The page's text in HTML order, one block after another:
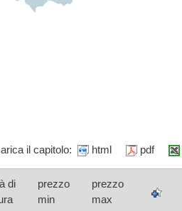
il capitolo: html pdf
di
prezzo
min
prezzo
max